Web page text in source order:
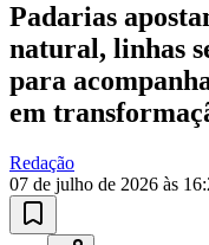
Padarias
natural, linhas
para
em
Redação
07 de julho de 2026 às